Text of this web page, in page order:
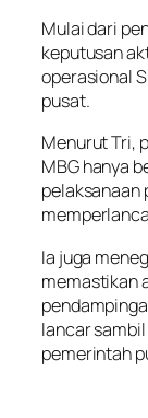
Mulai dari
keputusan
operasional
pusat.
Menurut Tri,
MBG hanya
pelaksanaan
Ia juga
memastikan
lancar
pemerintah